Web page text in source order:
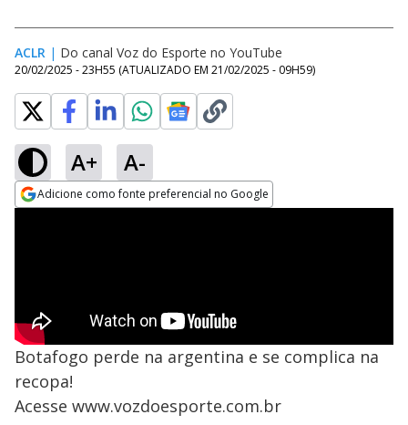
ACLR | Do canal Voz do Esporte no YouTube
20/02/2025 - 23H55 (ATUALIZADO EM 21/02/2025 - 09H59)
A+ A-
Adicione como fonte preferencial no Google
Botafogo perde na argentina e se complica na
recopa!
Acesse www.vozdoesporte.com.br